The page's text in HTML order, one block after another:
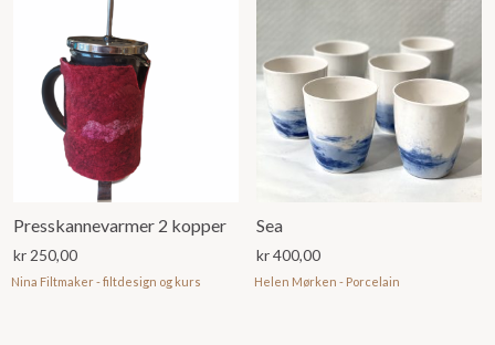
Presskannevarmer 2 kopper
kr250,00
Nina Filtmaker - filtdesign og kurs
Sea
kr400,00
Helen Mørken - Porcelain